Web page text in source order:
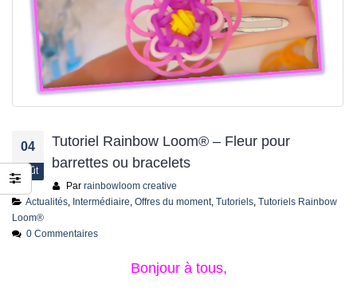
04
Août
Tutoriel Rainbow Loom® – Fleur pour
barrettes ou bracelets
Par rainbowloom creative
Actualités, Intermédiaire Offres du moment, Tutoriels, Tutoriels Rainbow
Loom®
0 Commentaires
Bonjour à tous,
jusqu’au 21 juillet
24 juin 2026